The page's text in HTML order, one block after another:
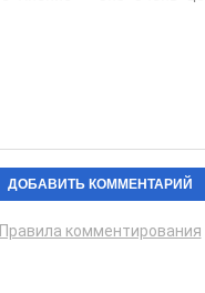
Правила комментирования